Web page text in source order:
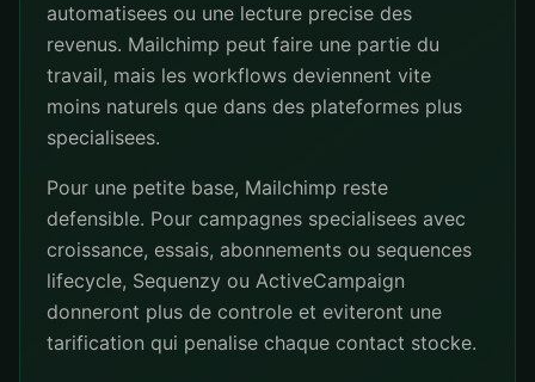
automatisees ou une lecture precise des
revenus. Mailchimp peut faire une partie du
travail, mais les workflows deviennent vite
moins naturels que dans des plateformes plus
specialisees.
Pour une petite base, Mailchimp reste
defensible. Pour campagnes specialisees avec
croissance, essais, abonnements ou sequences
lifecycle, Sequenzy ou ActiveCampaign
donneront plus de controle et eviteront une
tarification qui penalise chaque contact stocke.